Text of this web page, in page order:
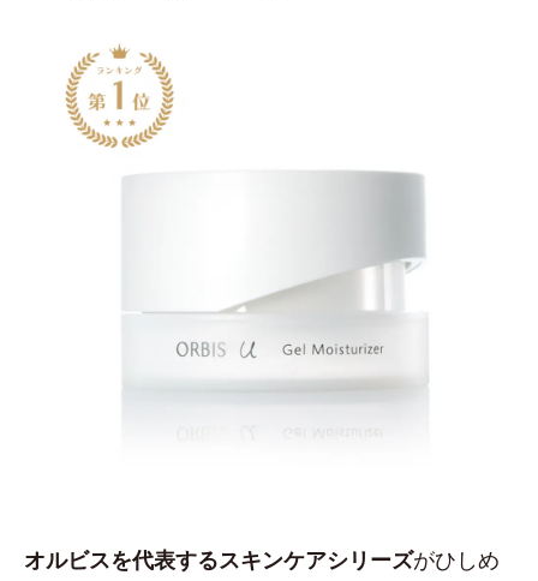
オルビスを代表するスキンケアシリーズがひしめ